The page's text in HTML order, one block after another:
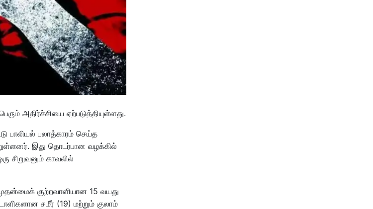
அதிர்ச்சியை ஏற்படுத்தியுள்ளது.
பாலியல் பலாத்காரம் செய்த
இது தொடர்பான வழக்கில்
சிறுவனும் காவலில்
குற்றவாளியான 15 வயது
சமீர் (19) மற்றும் குலாம்